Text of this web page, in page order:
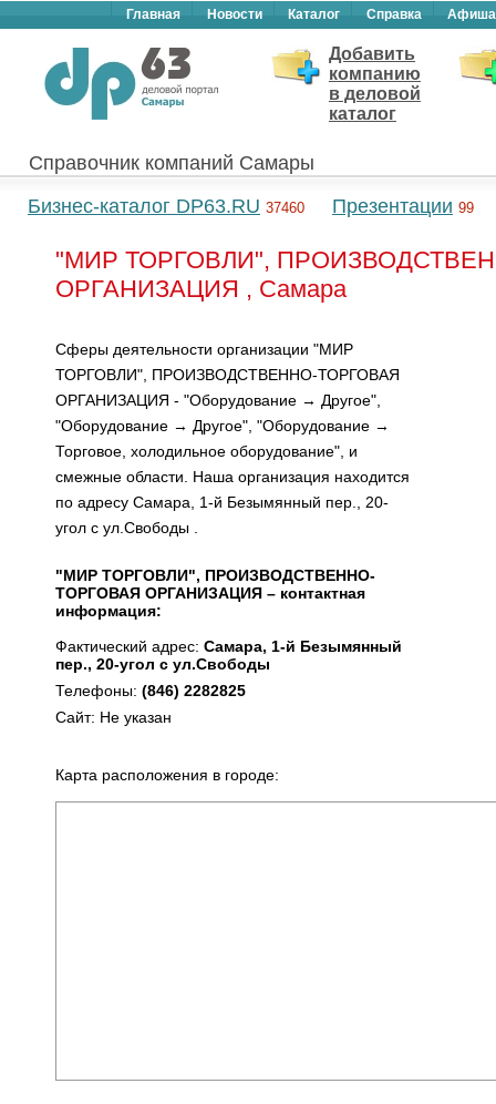
Главная Новости Каталог Справка Афиша
Добавить
компанию
в деловой
каталог
Справочник компаний Самары
Бизнес-каталог DP63.RU 37460 Презентации 99
"МИР ТОРГОВЛИ",
ОРГАНИЗАЦИЯ , Самара
Сферы деятельности организации "МИР
ТОРГОВЛИ", ПРОИЗВОДСТВЕННО-ТОРГОВАЯ
ОРГАНИЗАЦИЯ - "Оборудование → Другое",
"Оборудование → Другое", "Оборудование →
Торговое, холодильное оборудование", и
смежные области. Наша организация находится
по адресу Самара, 1-й Безымянный пер., 20-
угол с ул.Свободы .
"МИР ТОРГОВЛИ", ПРОИЗВОДСТВЕННО-
ТОРГОВАЯ ОРГАНИЗАЦИЯ – контактная
информация:
Фактический адрес: Самара, 1-й Безымянный
пер., 20-угол с ул.Свободы
Телефоны: (846) 2282825
Сайт: Не указан
Карта расположения в городе: